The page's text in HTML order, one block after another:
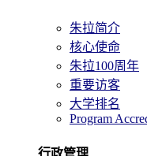
朱拉简介
核心使命
朱拉100周年
重要访客
大学排名
Program
行政管理